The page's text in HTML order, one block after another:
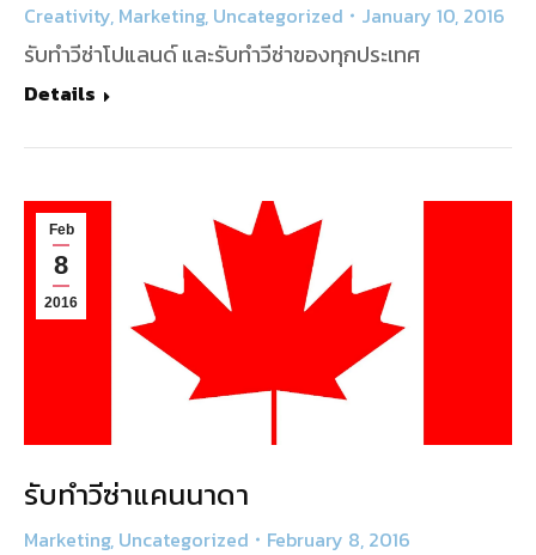
Creativity, Marketing, Uncategorized January 10, 2016
รับทำวีซ่าโปแลนด์ และรับทำวีซ่าของทุกประเทศ
Details
Feb
8
2016
รับทำวีซ่าแคนนาดา
Marketing, Uncategorized February 8, 2016